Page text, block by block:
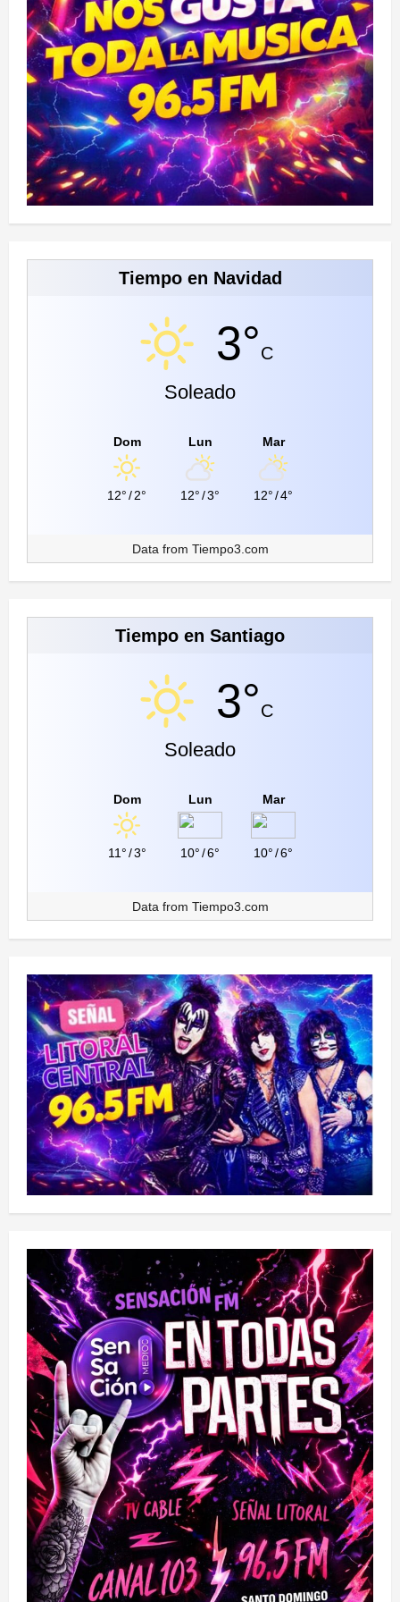
Tiempo en Navidad
3°C
Soleado
Dom
12°/2°
Lun
12°/3°
Mar
12°/4°
Data from Tiempo3.com
Tiempo en Santiago
3°C
Soleado
Dom
11°/3°
Lun
10°/6°
Mar
10°/6°
Data from Tiempo3.com